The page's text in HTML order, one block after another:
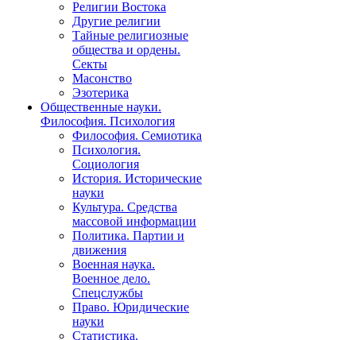
Религии Востока
Другие религии
Тайные религиозные
общества и ордены.
Секты
Масонство
Эзотерика
Общественные науки.
Философия. Психология
Философия. Семиотика
Психология.
Социология
История. Исторические
науки
Культура. Средства
массовой информации
Политика. Партии и
движения
Военная наука.
Военное дело.
Спецслужбы
Право. Юридические
науки
Статистика.